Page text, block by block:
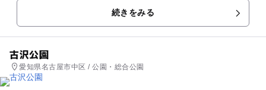
続きをみる
古沢公園
愛知県名古屋市中区 / 公園・総合公園